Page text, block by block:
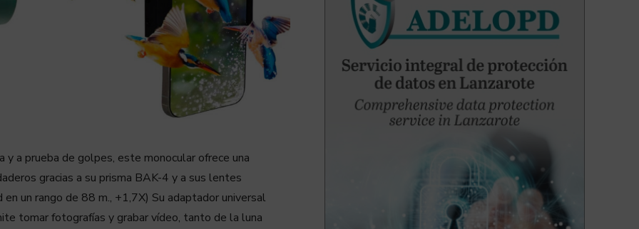
a prueba de golpes, este monocular ofrece una
gracias a su prisma BAK-4 y a sus lentes
un rango de 88 m., +1,7X) Su adaptador universal
tomar fotografías y grabar vídeo, tanto de la luna